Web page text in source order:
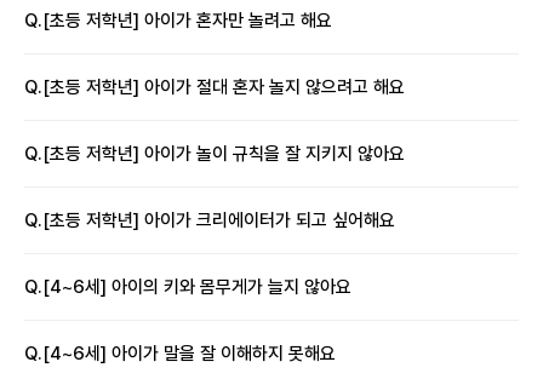
Q.[초등 저학년] 아이가 혼자만 놀려고 해요
Q.[초등 저학년] 아이가 절대 혼자 놀지 않으려고 해요
Q.[초등 저학년] 아이가 놀이 규칙을 잘 지키지 않아요
Q.[초등 저학년] 아이가 크리에이터가 되고 싶어해요
Q.[4~6세] 아이의 키와 몸무게가 늘지 않아요
Q.[4~6세] 아이가 말을 잘 이해하지 못해요